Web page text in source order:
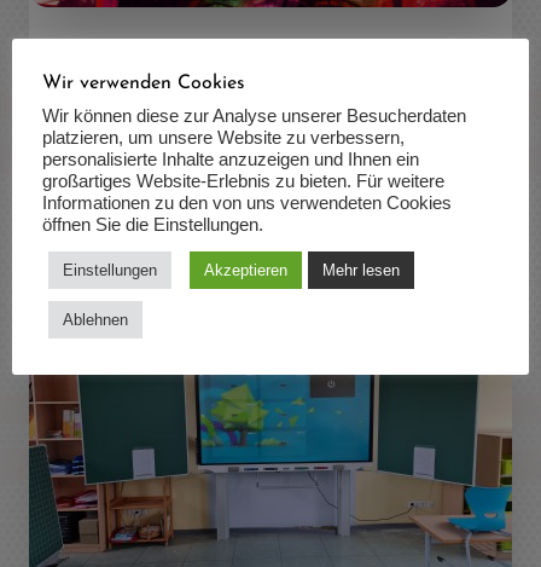
Für das ‚Baaammm‘ Ihres Events
Mehr zu Multimedia
Wir verwenden Cookies
Wir können diese zur Analyse unserer Besucherdaten
platzieren, um unsere Website zu verbessern,
personalisierte Inhalte anzuzeigen und Ihnen ein
großartiges Website-Erlebnis zu bieten. Für weitere
Informationen zu den von uns verwendeten Cookies
öffnen Sie die Einstellungen.
Einstellungen Akzeptieren Mehr lesen
Ablehnen